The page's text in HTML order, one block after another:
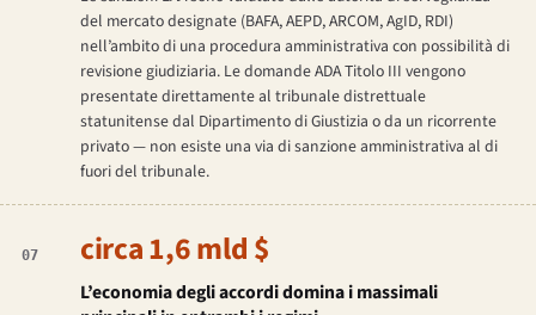
del mercato designate (BAFA, AEPD, ARCOM, AgID, RDI)
nell’ambito di una procedura amministrativa con possibilità di
revisione giudiziaria. Le domande ADA Titolo III vengono
presentate direttamente al tribunale distrettuale
statunitense dal Dipartimento di Giustizia o da un ricorrente
privato — non esiste una via di sanzione amministrativa al di
fuori del tribunale.
07 circa 1,6 mld $
L’economia degli accordi domina i massimali